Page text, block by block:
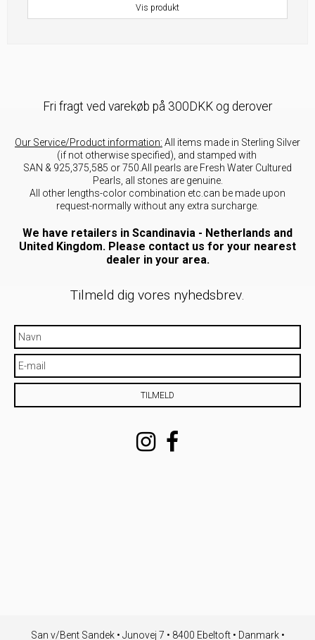
Vis produkt
Fri fragt ved varekøb på 300DKK og derover
Our Service/Product information: All items made in Sterling Silver
(if not otherwise specified), and stamped with
SAN & 925,375,585 or 750.All pearls are Fresh Water Cultured
Pearls, all stones are genuine.
All other lengths-color combination etc.can be made upon
request-normally without any extra surcharge.
We have retailers in Scandinavia - Netherlands and
United Kingdom. Please contact us for your nearest
dealer in your area.
Tilmeld dig vores nyhedsbrev.
San v/Bent Sandek • Junovej 7 • 8400 Ebeltoft • Danmark •